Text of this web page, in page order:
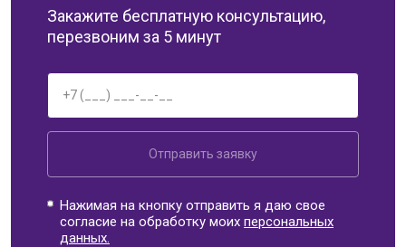
Закажите бесплатную консультацию,
перезвоним за 5 минут
Отправить заявку
Нажимая на кнопку отправить я даю свое
согласие на обработку моихперсональных
данных.